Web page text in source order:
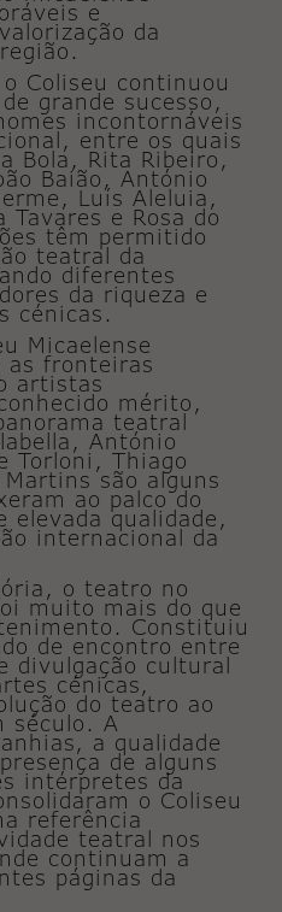
e
da
Coliseu continuou
grande sucesso,
incontornáveis
entre os quais
Bola, Rita Ribeiro,
Baião, António
Luís Aleluia,
e Rosa do
têm permitido
teatral da
diferentes
da riqueza e
cénicas.
Micaelense
as fronteiras
artistas
mérito,
teatral
António
Torloni, Thiago
são alguns
ao palco do
elevada qualidade,
internacional da
o teatro no
muito mais do que
Constituiu
de encontro entre
divulgação cultural
cénicas,
do teatro ao
século. A
a qualidade
de alguns
intérpretes da
o Coliseu
referência
teatral nos
continuam a
páginas da
Necessary
These
cookies
are not
optional.
They are
needed
for the
website to
function.